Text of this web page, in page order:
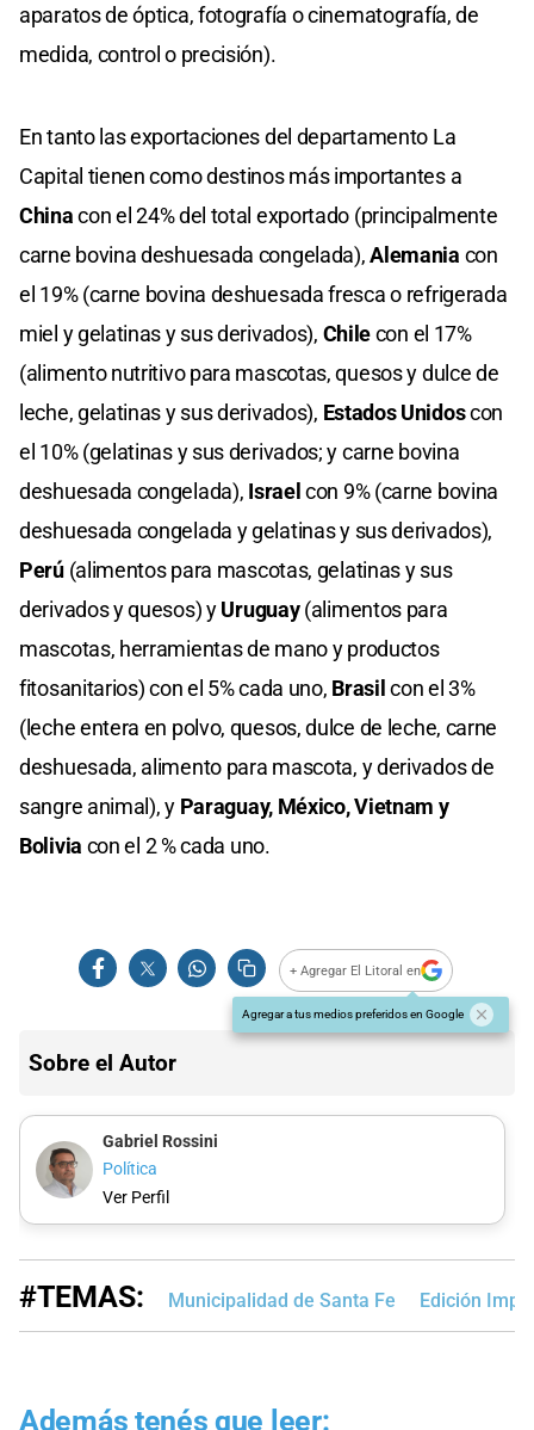
aparatos de óptica, fotografía o cinematografía, de
medida, control o precisión).
En tanto las exportaciones del departamento La
Capital tienen como destinos más importantes a
Chinacon el 24% del total exportado (principalmente
carne bovina deshuesada congelada),Alemania con
el 19% (carne bovina deshuesada fresca o refrigerada
miel y gelatinas y sus derivados), Chilecon el 17%
(alimento nutritivo para mascotas, quesos y dulce de
leche, gelatinas y sus derivados), Estados Unidoscon
el 10% (gelatinas y sus derivados; y carne bovina
deshuesada congelada), Israel con 9% (carne bovina
deshuesada congelada y gelatinas y sus derivados),
Perú(alimentos para mascotas, gelatinas y sus
derivados y quesos) yUruguay(alimentos para
mascotas, herramientas de mano y productos
fitosanitarios) con el 5% cada uno, Brasil con el 3%
(leche entera en polvo, quesos, dulce de leche, carne
deshuesada, alimento para mascota, y derivados de
sangre animal), y Paraguay, México, Vietnam y
Bolivia con el 2 % cada uno.
+ Agregar El Litoral en
Agregar a tus medios preferidos en Google
Sobre el Autor
Gabriel Rossini
Política
Ver Perfil
#TEMAS: Municipalidad de Santa Fe Edición
Además tenés que leer: